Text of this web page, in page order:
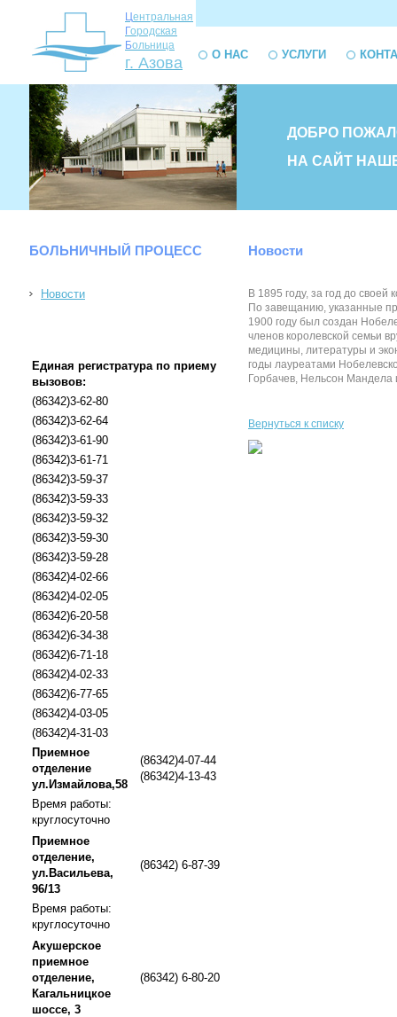
Центральная
Городская
Больница
г. Азова О НАС УСЛУГИ
ДОБРО
НА САЙТ
БОЛЬНИЧНЫЙ ПРОЦЕСС
Новости
Единая регистратура по приему
вызовов:
(86342)3-62-80
(86342)3-62-64
(86342)3-61-90
(86342)3-61-71
(86342)3-59-37
(86342)3-59-33
(86342)3-59-32
(86342)3-59-30
(86342)3-59-28
(86342)4-02-66
(86342)4-02-05
(86342)6-20-58
(86342)6-34-38
(86342)6-71-18
(86342)4-02-33
(86342)6-77-65
(86342)4-03-05
(86342)4-31-03
Приемное
отделение
ул.Измайлова,58
(86342)4-07-44
(86342)4-13-43
Время работы:
круглосуточно
Приемное
отделение,
ул.Васильева,
96/13
(86342) 6-87-39
Время работы:
круглосуточно
Акушерское
приемное
отделение,
Кагальницкое
шоссе, 3
(86342) 6-80-20
Новости
В 1895 году, за год до
По завещанию, указанные
1900 году был создан
членов королевской семьи
медицины, литературы и
годы лауреатами
Горбачев, Нельсон Мандела
Вернуться к списку